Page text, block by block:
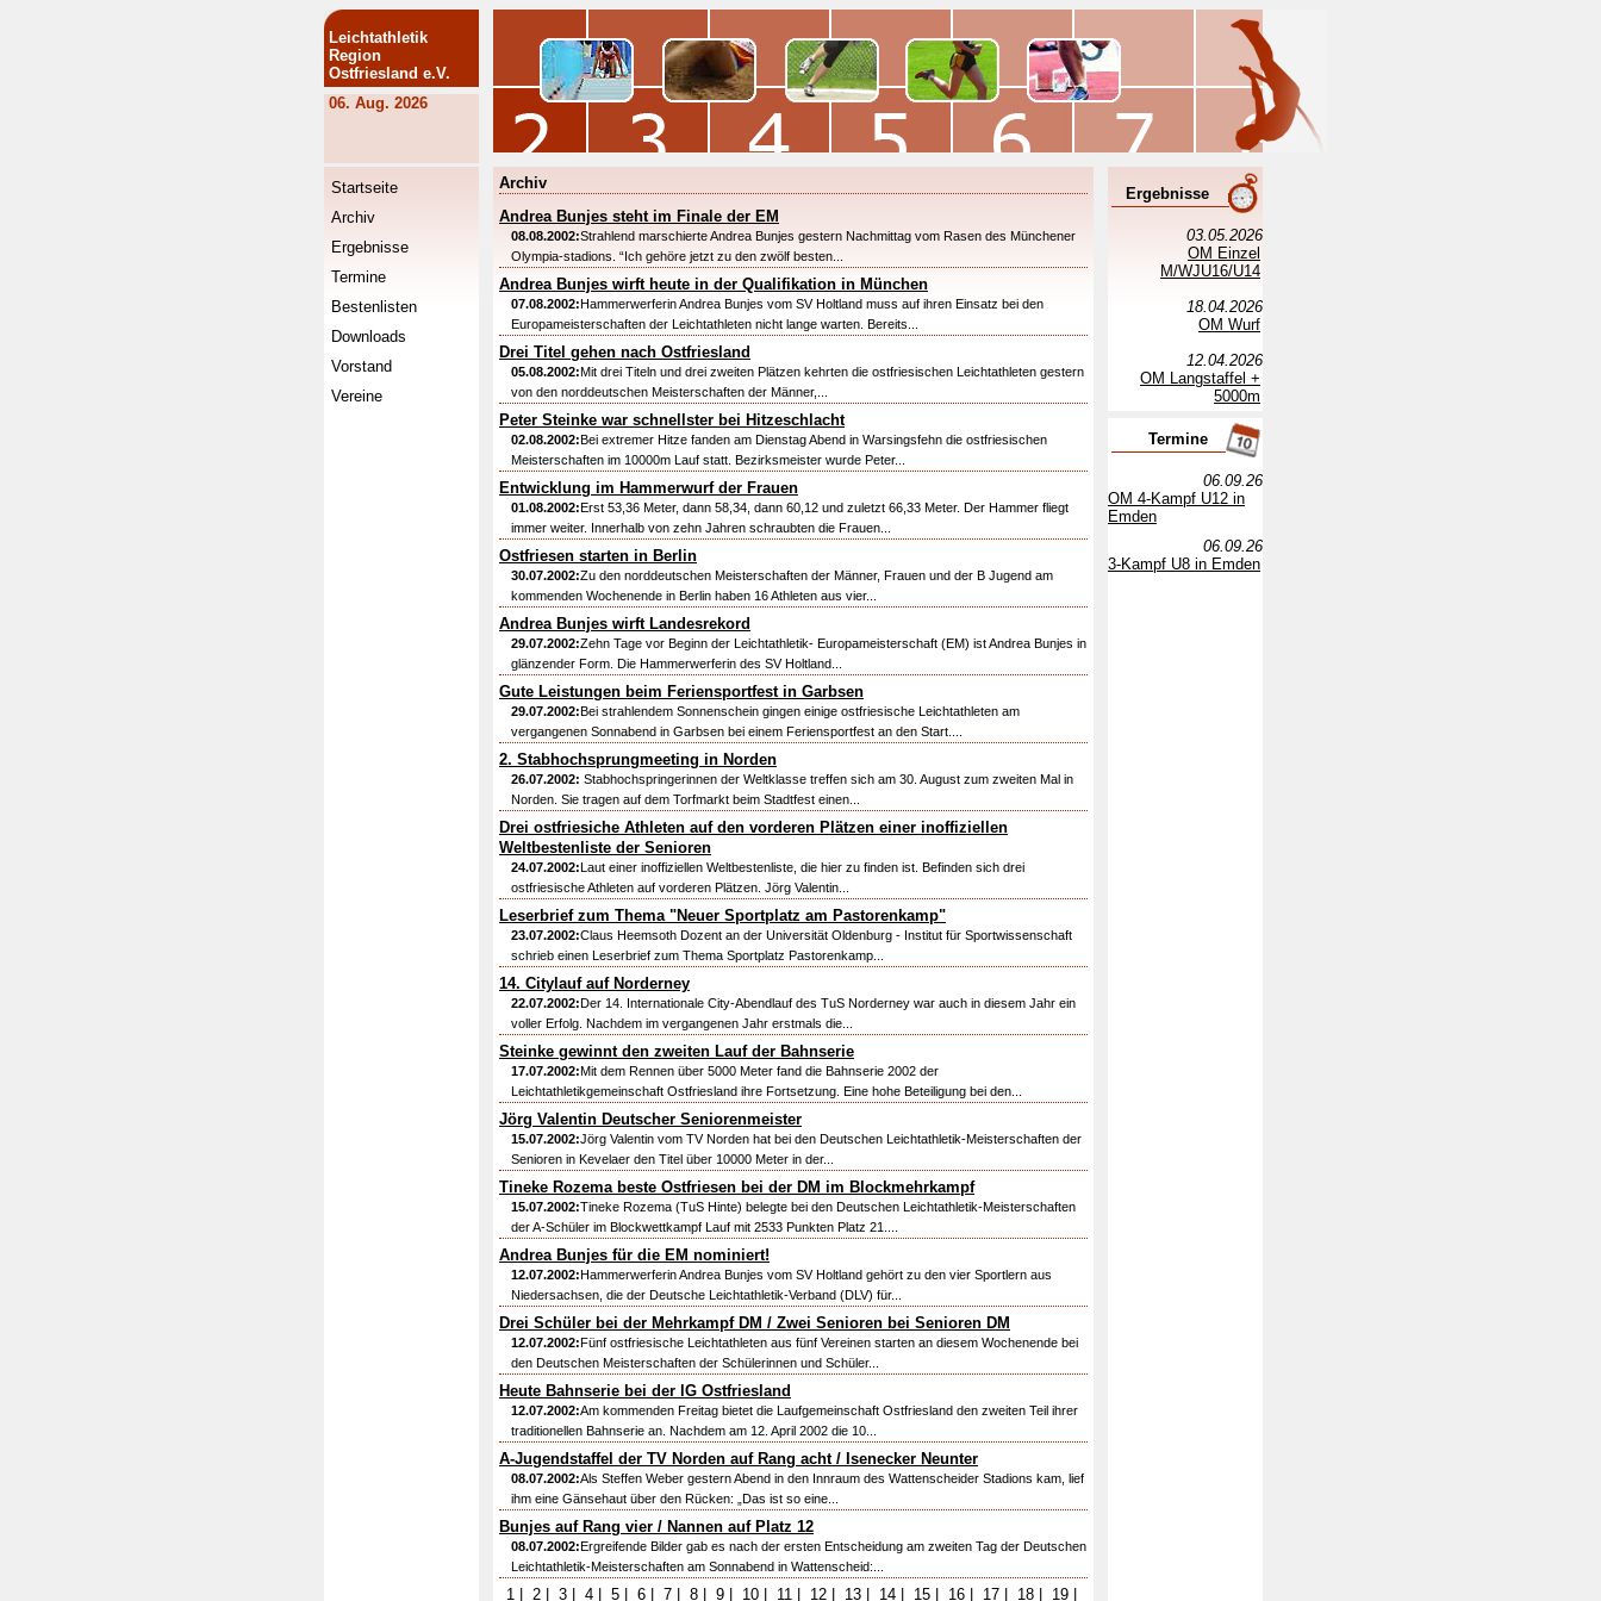
Leichtathletik
Region
Ostfriesland e.V.
06. Aug. 2026
Startseite
Archiv
Ergebnisse
Termine
Bestenlisten
Downloads
Vorstand
Vereine
Archiv
Andrea Bunjes steht im Finale der EM
08.08.2002:Strahlend marschierte Andrea Bunjes gestern Nachmittag vom Rasen des Münchener
Olympia-stadions. “Ich gehöre jetzt zu den zwölf besten...
Andrea Bunjes wirft heute in der Qualifikation in München
07.08.2002:Hammerwerferin Andrea Bunjes vom SV Holtland muss auf ihren Einsatz bei den
Europameisterschaften der Leichtathleten nicht lange warten. Bereits...
Drei Titel gehen nach Ostfriesland
05.08.2002:Mit drei Titeln und drei zweiten Plätzen kehrten die ostfriesischen Leichtathleten gestern
von den norddeutschen Meisterschaften der Männer,...
Peter Steinke war schnellster bei Hitzeschlacht
02.08.2002:Bei extremer Hitze fanden am Dienstag Abend in Warsingsfehn die ostfriesischen
Meisterschaften im 10000m Lauf statt. Bezirksmeister wurde Peter...
Entwicklung im Hammerwurf der Frauen
01.08.2002:Erst 53,36 Meter, dann 58,34, dann 60,12 und zuletzt 66,33 Meter. Der Hammer fliegt
immer weiter. Innerhalb von zehn Jahren schraubten die Frauen...
Ostfriesen starten in Berlin
30.07.2002:Zu den norddeutschen Meisterschaften der Männer, Frauen und der B Jugend am
kommenden Wochenende in Berlin haben 16 Athleten aus vier...
Andrea Bunjes wirft Landesrekord
29.07.2002:Zehn Tage vor Beginn der Leichtathletik- Europameisterschaft (EM) ist Andrea Bunjes in
glänzender Form. Die Hammerwerferin des SV Holtland...
Gute Leistungen beim Feriensportfest in Garbsen
29.07.2002:Bei strahlendem Sonnenschein gingen einige ostfriesische Leichtathleten am
vergangenen Sonnabend in Garbsen bei einem Feriensportfest an den Start....
2. Stabhochsprungmeeting in Norden
26.07.2002: Stabhochspringerinnen der Weltklasse treffen sich am 30. August zum zweiten Mal in
Norden. Sie tragen auf dem Torfmarkt beim Stadtfest einen...
Drei ostfriesiche Athleten auf den vorderen Plätzen einer inoffiziellen
Weltbestenliste der Senioren
24.07.2002:Laut einer inoffiziellen Weltbestenliste, die hier zu finden ist. Befinden sich drei
ostfriesische Athleten auf vorderen Plätzen. Jörg Valentin...
Leserbrief zum Thema "Neuer Sportplatz am Pastorenkamp"
23.07.2002:Claus Heemsoth Dozent an der Universität Oldenburg - Institut für Sportwissenschaft
schrieb einen Leserbrief zum Thema Sportplatz Pastorenkamp...
14. Citylauf auf Norderney
22.07.2002:Der 14. Internationale City-Abendlauf des TuS Norderney war auch in diesem Jahr ein
voller Erfolg. Nachdem im vergangenen Jahr erstmals die...
Steinke gewinnt den zweiten Lauf der Bahnserie
17.07.2002:Mit dem Rennen über 5000 Meter fand die Bahnserie 2002 der
Leichtathletikgemeinschaft Ostfriesland ihre Fortsetzung. Eine hohe Beteiligung bei den...
Jörg Valentin Deutscher Seniorenmeister
15.07.2002:Jörg Valentin vom TV Norden hat bei den Deutschen Leichtathletik-Meisterschaften der
Senioren in Kevelaer den Titel über 10000 Meter in der...
Tineke Rozema beste Ostfriesen bei der DM im Blockmehrkampf
15.07.2002:Tineke Rozema (TuS Hinte) belegte bei den Deutschen Leichtathletik-Meisterschaften
der A-Schüler im Blockwettkampf Lauf mit 2533 Punkten Platz 21....
Andrea Bunjes für die EM nominiert!
12.07.2002:Hammerwerferin Andrea Bunjes vom SV Holtland gehört zu den vier Sportlern aus
Niedersachsen, die der Deutsche Leichtathletik-Verband (DLV) für...
Drei Schüler bei der Mehrkampf DM / Zwei Senioren bei Senioren DM
12.07.2002:Fünf ostfriesische Leichtathleten aus fünf Vereinen starten an diesem Wochenende bei
den Deutschen Meisterschaften der Schülerinnen und Schüler...
Heute Bahnserie bei der lG Ostfriesland
12.07.2002:Am kommenden Freitag bietet die Laufgemeinschaft Ostfriesland den zweiten Teil ihrer
traditionellen Bahnserie an. Nachdem am 12. April 2002 die 10...
A-Jugendstaffel der TV Norden auf Rang acht / Isenecker Neunter
08.07.2002:Als Steffen Weber gestern Abend in den Innraum des Wattenscheider Stadions kam, lief
ihm eine Gänsehaut über den Rücken: „Das ist so eine...
Bunjes auf Rang vier / Nannen auf Platz 12
08.07.2002:Ergreifende Bilder gab es nach der ersten Entscheidung am zweiten Tag der Deutschen
Leichtathletik-Meisterschaften am Sonnabend in Wattenscheid:...
1| 2| 3| 4| 5| 6| 7| 8| 9| 10| 11| 12| 13| 14| 15| 16| 17| 18| 19|
Ergebnisse
03.05.2026
OM Einzel
M/WJU16/U14
18.04.2026
OM Wurf
12.04.2026
OM Langstaffel +
5000m
Termine
06.09.26
OM 4-Kampf U12 in
Emden
06.09.26
3-Kampf U8 in Emden